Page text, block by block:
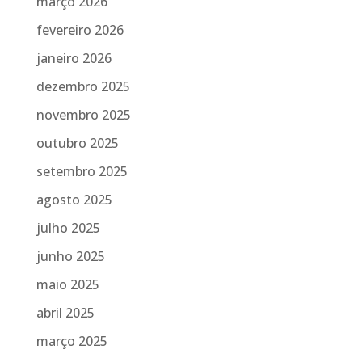
fevereiro 2026
janeiro 2026
dezembro 2025
novembro 2025
outubro 2025
setembro 2025
agosto 2025
julho 2025
junho 2025
maio 2025
abril 2025
março 2025